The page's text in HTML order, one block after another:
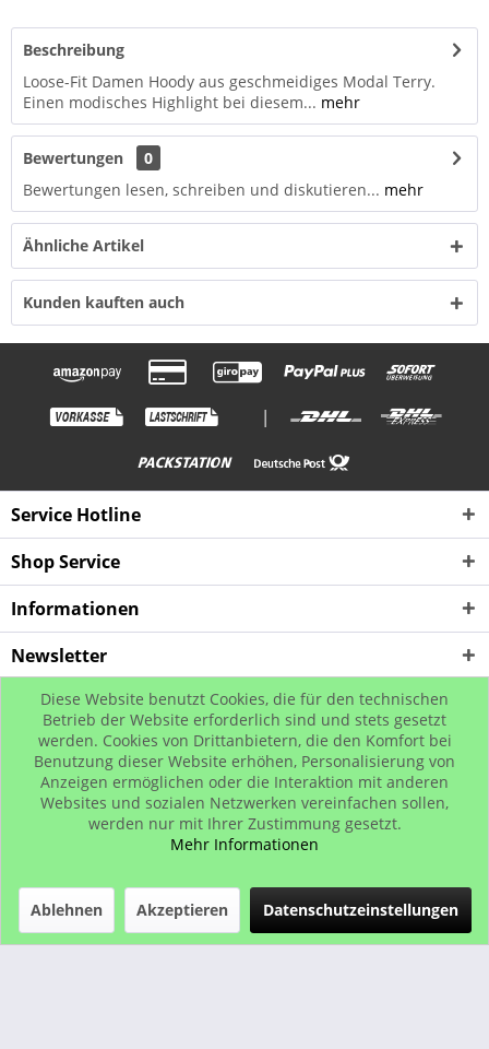
Beschreibung
Loose-Fit Damen Hoody aus geschmeidiges Modal Terry.
Einen modisches Highlight bei diesem... mehr
Bewertungen
0
Bewertungen lesen, schreiben und diskutieren... mehr
Ähnliche Artikel
Kunden kauften auch
|
Service Hotline
Shop Service
Informationen
Newsletter
* Alle Preise inkl. gesetzl. Mehrwertsteuer zzgl. Versandkosten, wenn nicht
anders beschrieben
© www.urban-street-shop.com
Diese Website benutzt Cookies, die für den technischen
Betrieb der Website erforderlich sind und stets gesetzt
werden. Cookies von Drittanbietern, die den Komfort bei
Benutzung dieser Website erhöhen, Personalisierung von
Anzeigen ermöglichen oder die Interaktion mit anderen
Websites und sozialen Netzwerken vereinfachen sollen,
werden nur mit Ihrer Zustimmung gesetzt.
Mehr Informationen
Ablehnen Akzeptieren Datenschutzeinstellungen